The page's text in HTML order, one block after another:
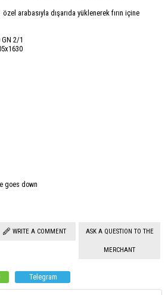
özel arabasıyla dışarıda yüklenerek fırın içine
2/1
goes down
WRITE A COMMENT ASK A QUESTION TO THE
MERCHANT
Telegram